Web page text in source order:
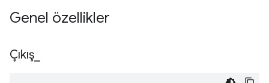
Genel özellikler
Çıkış